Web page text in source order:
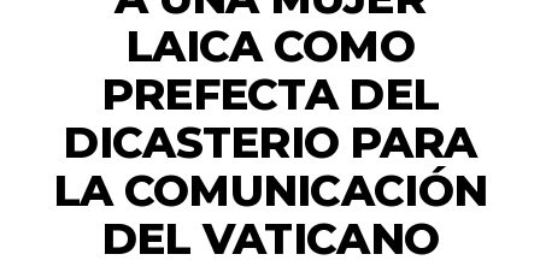
LAICA COMO
PREFECTA DEL
DICASTERIO PARA
LA COMUNICACIÓN
DEL VATICANO